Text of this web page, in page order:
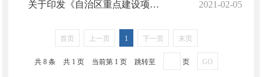
2021-02-05
关于印发《自治区重点建设项目征地拆迁补偿标准》的通知
首页 上一页 1 下一页 末页
共 8 条 共 1 页 当前第 1 页 跳转至 页 GO